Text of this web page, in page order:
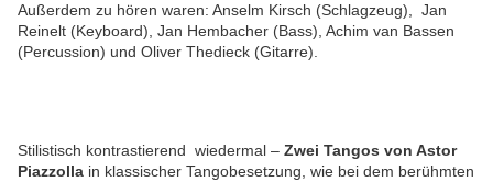
Außerdem zu hören waren: Anselm Kirsch (Schlagzeug), Jan
Reinelt (Keyboard), Jan Hembacher (Bass), Achim van Bassen
(Percussion) und Oliver Thedieck (Gitarre).
Stilistisch kontrastierend wiedermal – Zwei Tangos von Astor
Piazzolla in klassischer Tangobesetzung, wie bei dem berühmten